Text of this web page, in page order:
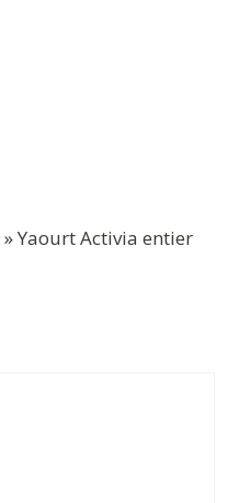
» Yaourt Activia entier